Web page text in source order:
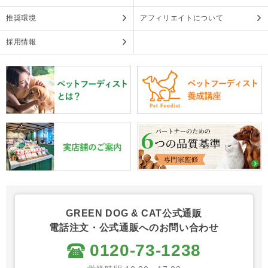
推奨環境 アフィリエイトについて
採用情報
GREEN DOG & CAT公式通販
電話注文・公式通販へのお問い合わせ
0120-73-1238